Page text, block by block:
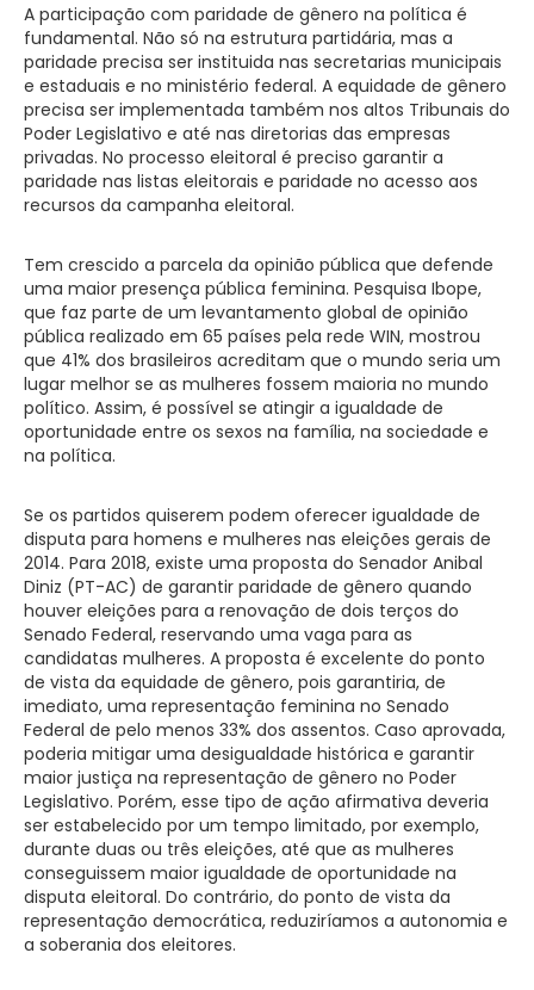
A participação com paridade de gênero na política é
fundamental. Não só na estrutura partidária, mas a
paridade precisa ser instituida nas secretarias municipais
e estaduais e no ministério federal. A equidade de gênero
precisa ser implementada também nos altos Tribunais do
Poder Legislativo e até nas diretorias das empresas
privadas. No processo eleitoral é preciso garantir a
paridade nas listas eleitorais e paridade no acesso aos
recursos da campanha eleitoral.
Tem crescido a parcela da opinião pública que defende
uma maior presença pública feminina. Pesquisa Ibope,
que faz parte de um levantamento global de opinião
pública realizado em 65 países pela rede WIN, mostrou
que 41% dos brasileiros acreditam que o mundo seria um
lugar melhor se as mulheres fossem maioria no mundo
político. Assim, é possível se atingir a igualdade de
oportunidade entre os sexos na família, na sociedade e
na política.
Se os partidos quiserem podem oferecer igualdade de
disputa para homens e mulheres nas eleições gerais de
2014. Para 2018, existe uma proposta do Senador Anibal
Diniz (PT-AC) de garantir paridade de gênero quando
houver eleições para a renovação de dois terços do
Senado Federal, reservando uma vaga para as
candidatas mulheres. A proposta é excelente do ponto
de vista da equidade de gênero, pois garantiria, de
imediato, uma representação feminina no Senado
Federal de pelo menos 33% dos assentos. Caso aprovada,
poderia mitigar uma desigualdade histórica e garantir
maior justiça na representação de gênero no Poder
Legislativo. Porém, esse tipo de ação afirmativa deveria
ser estabelecido por um tempo limitado, por exemplo,
durante duas ou três eleições, até que as mulheres
conseguissem maior igualdade de oportunidade na
disputa eleitoral. Do contrário, do ponto de vista da
representação democrática, reduziríamos a autonomia e
a soberania dos eleitores.